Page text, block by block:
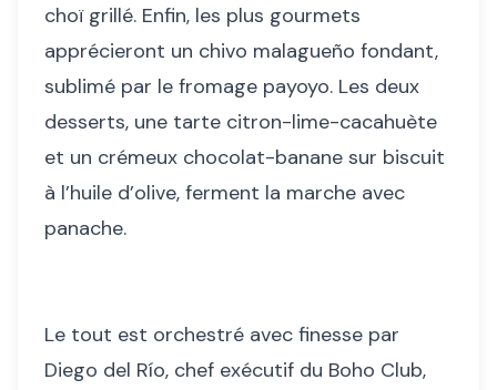
choï grillé. Enfin, les plus gourmets
apprécieront un chivo malagueño fondant,
sublimé par le fromage payoyo. Les deux
desserts, une tarte citron-lime-cacahuète
et un crémeux chocolat-banane sur biscuit
à l’huile d’olive, ferment la marche avec
panache.
Le tout est orchestré avec finesse par
Diego del Río, chef exécutif du Boho Club,